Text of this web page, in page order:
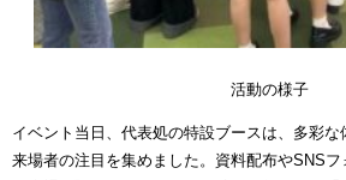
活動の様子
イベント当日、代表処の特設ブースは、多彩
来場者の注目を集めました。資料配布やSNSフ